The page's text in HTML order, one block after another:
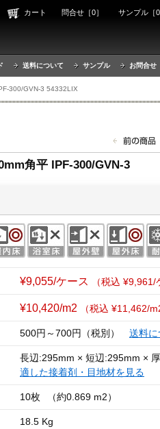
送料について サンプル お問合せ
カート 問合せ［0］ サンプル［0
300/GVN-3 54332LIX
角平 IPF-300/GVN-3
¥9,055/ケース （税込 ¥9,961/
¥10,420/m2 （税込 ¥11,462/
500円～700円（税別） 送料に
長辺:295mm × 短辺:295mm ×
適した接着剤・目地材を見る
10枚 （約0.869 m2）
18.5 Kg